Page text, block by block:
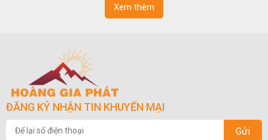
tốt hơn? Để làm rõ hơn những thắc mắc, dưới đây chúng tôi sẽ đi
sâu vào phân tích từng loại đá để giúp các gia chủ có cái nhìn
Xem thêm
ĐĂNG KÝ NHẬN TIN KHUYẾN MẠI
Gửi